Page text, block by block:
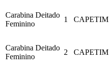
Carabina Deitado
Feminino
1 CAPETIM
Carabina Deitado
Feminino
2 CAPETIM